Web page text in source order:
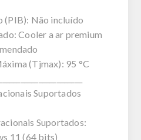
(PIB): Não incluído
Cooler a ar premium
(Tjmax): 95 °C
Suportados
Suportados:
11 (64 bits)